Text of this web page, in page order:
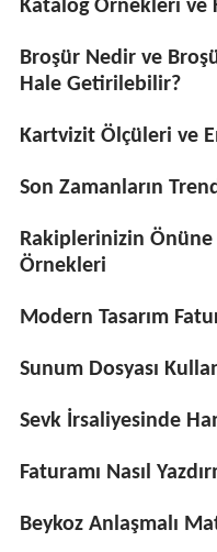
Katalog Örnekleri ve
Broşür Nedir ve
Hale Getirilebilir?
Kartvizit Ölçüleri ve
Son Zamanların
Rakiplerinizin
Örnekleri
Modern Tasarım
Sunum Dosyası
Sevk İrsaliyesinde
Faturamı Nasıl
Beykoz Anlaşmalı